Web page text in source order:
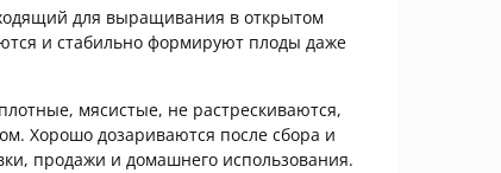
для выращивания в открытом
и стабильно формируют плоды даже
мясистые, не растрескиваются,
Хорошо дозариваются после сбора и
продажи и домашнего использования.